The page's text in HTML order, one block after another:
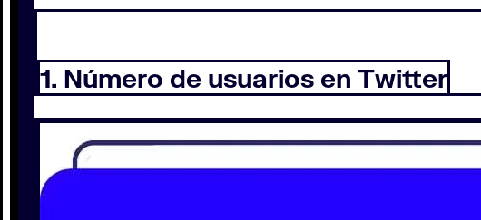
1. Número de usuarios en Twitter